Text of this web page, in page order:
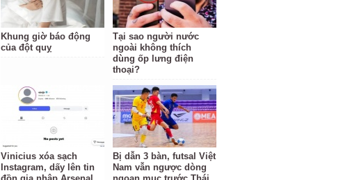
Khung giờ báo động
của đột quỵ
Tại sao người nước
ngoài không thích
dùng ốp lưng điện
thoại?
Vinicius xóa sạch
Instagram, dấy lên tin
Bị dẫn 3 bàn, futsal Việt
Nam vẫn ngược dòng